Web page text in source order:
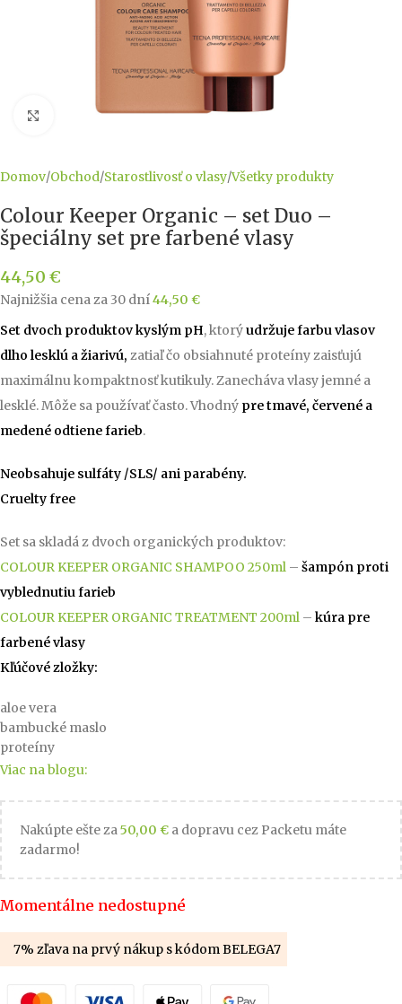
Kliknite pre zväčšenie
Domov/Obchod/Starostlivosť o vlasy/Všetky produkty
Colour Keeper Organic – set Duo –
špeciálny set pre farbené vlasy
44,50 €
Najnižšia cena za 30 dní44,50 €
Set dvoch produktov kyslým pH, ktorýudržuje farbu vlasov
dlho lesklú a žiarivú, zatiaľ čo obsiahnuté proteíny zaisťujú
maximálnu kompaktnosť kutikuly. Zanecháva vlasy jemné a
lesklé. Môže sa používať často. Vhodný pre tmavé, červené a
medené odtiene farieb.
Neobsahuje sulfáty /SLS/ ani parabény.
Cruelty free
Set sa skladá z dvoch organických produktov:
COLOUR KEEPER ORGANIC SHAMPOO 250ml – šampón proti
vyblednutiu farieb
COLOUR KEEPER ORGANIC TREATMENT 200ml – kúra pre
farbené vlasy
Kľúčové zložky:
aloe vera
bambucké maslo
proteíny
Viac na blogu:
Nakúpte ešte za50,00 € a dopravu cez Packetu máte
zadarmo!
Momentálne nedostupné
7% zľava na prvý nákup s kódom BELEGA7